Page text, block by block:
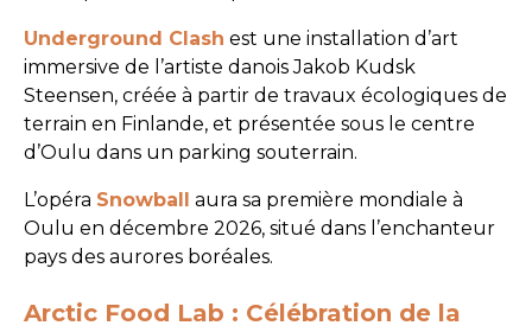
Underground Clash est une installation d’art
immersive de l’artiste danois Jakob Kudsk
Steensen, créée à partir de travaux écologiques de
terrain en Finlande, et présentée sous le centre
d’Oulu dans un parking souterrain.
L’opéra Snowball aura sa première mondiale à
Oulu en décembre 2026, situé dans l’enchanteur
pays des aurores boréales.
Arctic Food Lab : Célébration de la